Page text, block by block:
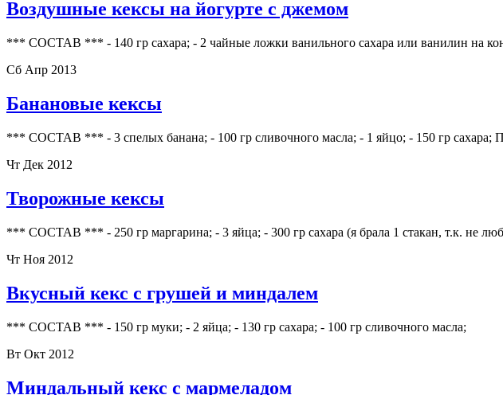
Воздушные кексы на йогурте с джемом
*** СОСТАВ *** - 140 гр сахара; - 2 чайные ложки ванильного сахара или ванилин на
Сб Апр 2013
Банановые кексы
*** СОСТАВ *** - 3 спелых банана; - 100 гр сливочного масла; - 1 яйцо; - 150 гр сахара;
Чт Дек 2012
Творожные кексы
*** СОСТАВ *** - 250 гр маргарина; - 3 яйца; - 300 гр сахара (я брала 1 стакан, т.к. не
Чт Ноя 2012
Вкусный кекс с грушей и миндалем
*** СОСТАВ *** - 150 гр муки; - 2 яйца; - 130 гр сахара; - 100 гр сливочного масла;
Вт Окт 2012
Миндальный кекс с мармеладом